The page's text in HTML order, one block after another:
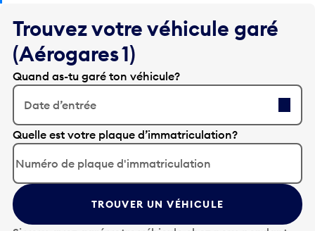
Trouvez votre véhicule garé
(Aérogares 1)
Quand as-tu garé ton véhicule?
Date d’entrée
A
p
p
u
y
e
z
Quelle est votre plaque d’immatriculation?
TROUVER UN VÉHICULE